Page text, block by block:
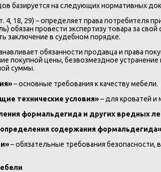
базируется на следующих нормативных
4, 18, 29) – определяет права потребителя
обязан провести экспертизу товара за
заключение в судебном порядке.
обязанности продавца и права
покупной цены, безвозмездное
суммы.
– основные требования к качеству мебели.
технические условия»– для кроватей и
формальдегида и других вредных
содержания формальдегида»
– обязательные требования